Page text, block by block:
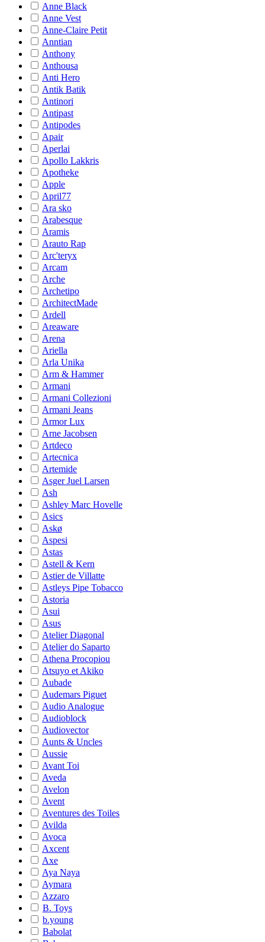
Anne Black
Anne Vest
Anne-Claire Petit
Anntian
Anthony
Anthousa
Anti Hero
Antik Batik
Antinori
Antipast
Antipodes
Apair
Aperlai
Apollo Lakkris
Apotheke
Apple
April77
Ara sko
Arabesque
Aramis
Arauto Rap
Arc'teryx
Arcam
Arche
Archetipo
ArchitectMade
Ardell
Areaware
Arena
Ariella
Arla Unika
Arm & Hammer
Armani
Armani Collezioni
Armani Jeans
Armor Lux
Arne Jacobsen
Artdeco
Artecnica
Artemide
Asger Juel Larsen
Ash
Ashley Marc Hovelle
Asics
Askø
Aspesi
Astas
Astell & Kern
Astier de Villatte
Astleys Pipe Tobacco
Astoria
Asui
Asus
Atelier Diagonal
Atelier do Saparto
Athena Procopiou
Atsuyo et Akiko
Aubade
Audemars Piguet
Audio Analogue
Audioblock
Audiovector
Aunts & Uncles
Aussie
Avant Toi
Aveda
Avelon
Avent
Aventures des Toiles
Avilda
Avoca
Axcent
Axe
Aya Naya
Aymara
Azzaro
B. Toys
b.young
Babolat